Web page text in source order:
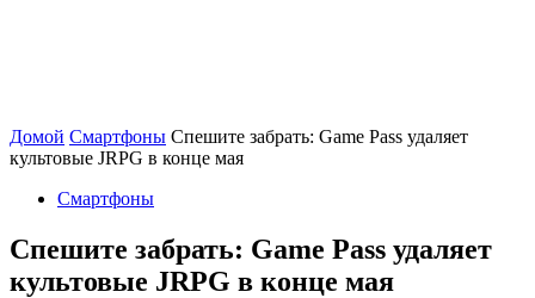
Домой Смартфоны Спешите забрать: Game Pass удаляет
культовые JRPG в конце мая
Смартфоны
Спешите забрать: Game Pass удаляет
культовые JRPG в конце мая